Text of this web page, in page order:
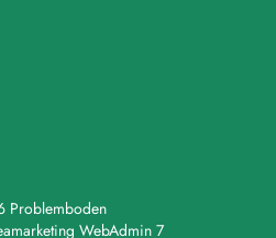
Problemboden
WebAdmin 7